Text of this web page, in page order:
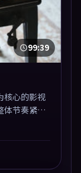
99:39
心的影视
体节奏紧